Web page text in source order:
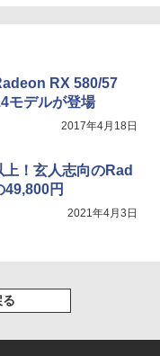
RX 580/57
モデルが登場
2017年4月18日
！玄人志向のRad
円
2021年4月3日
る